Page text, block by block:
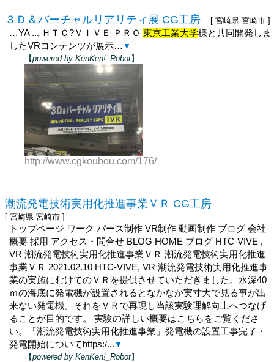
３Ｄ＆バーチャルリアリティ展 CG工房 [ 宮崎県 宮崎市 ]
…YA ... ＨＴＣ?ＶＩＶＥ ＰＲＯ東京工業大学様と共同開発しま
したVRコンテンツが展示… ▼
【powered by KenKen!_Robot】
http://www.cgkoubou.com/176/
潮流発電技術実用化推進事業ＶＲ CG工房
[ 宮崎県 宮崎市 ]
トップページ ワーク パース制作 VR制作 動画制作 ブログ 会社
概要 採用 アクセス・問合せ BLOG HOME ブログ HTC-VIVE ,
VR 潮流発電技術実用化推進事業ＶＲ 潮流発電技術実用化推進
事業ＶＲ 2021.02.10 HTC-VIVE, VR 潮流発電技術実用化推進事
業の実施にむけてのＶＲを提供させていただきました。水深40
ｍの海底に発電機が設置されるとなかなか実寸大で見る事が出
来ない発電機。それをＶＲで再現し当該実験理解向上へつなげ
ることが目的です。 実験の詳しい概要はこちらをご覧くださ
い。「潮流発電技術実用化推進事業」発電機の設置工事完了・
発電開始についてhttps:/... ▼
【powered by KenKen!_Robot】